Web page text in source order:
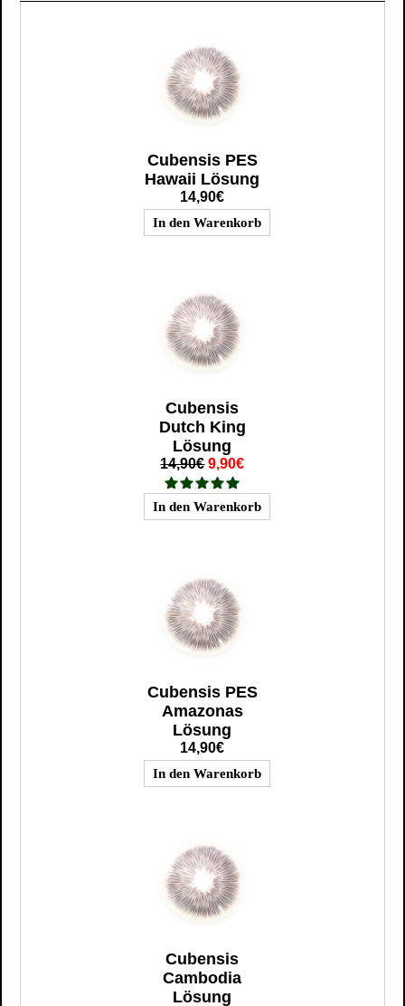
Cubensis PES
Hawaii Lösung
14,90€
Cubensis
Dutch King
Lösung
14,90€ 9,90€
Cubensis PES
Amazonas
Lösung
14,90€
Cubensis
Cambodia
Lösung